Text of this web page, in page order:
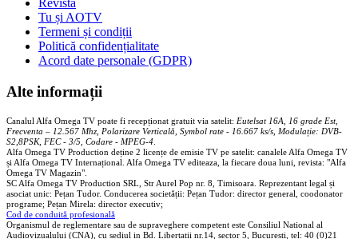
Revistă
Tu și AOTV
Termeni și condiții
Politică confidențialitate
Acord date personale (GDPR)
Alte informații
Canalul Alfa Omega TV poate fi recepționat gratuit via satelit: Eutelsat 16A, 16 grade Est,
Frecventa – 12.567 Mhz, Polarizare Verticală, Symbol rate - 16.667 ks/s, Modulație: DVB-
S2,8PSK, FEC - 3/5, Codare - MPEG-4
Alfa Omega TV Production deține 2 licențe de emisie TV pe satelit: canalele Alfa Omega TV
și Alfa Omega TV Internațional. Alfa Omega TV editeaza, la fiecare doua luni, revista: "Alfa
Omega TV Magazin".
SC Alfa Omega TV Production SRL, Str Aurel Pop nr. 8, Timisoara. Reprezentant legal și
asociat unic: Pețan Tudor. Conducerea societății: Pețan Tudor: director general, coodonator
programe; Pețan Mirela: director executiv;
Cod de conduită profesională
Organismul de reglementare sau de supraveghere competent este Consiliul National al
Audiovizualului (CNA), cu sediul in Bd. Libertatii nr.14, sector 5, Bucuresti, tel: 40 (0)21